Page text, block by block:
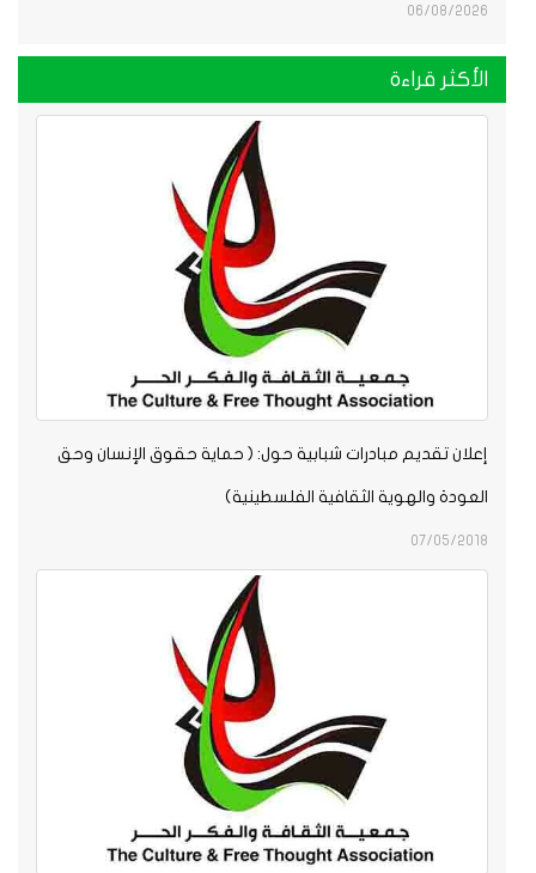
06/08/2026
الأكثر قراءة
إعلان تقديم مبادرات شبابية حول: ( حماية حقوق الإنسان وحق
العودة والهوية الثقافية الفلسطينية)
07/05/2018